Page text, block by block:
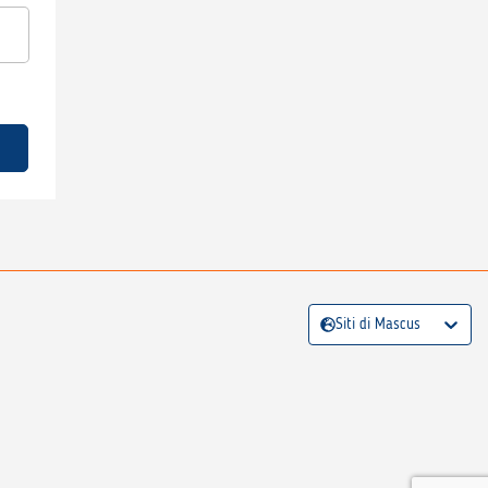
Siti di Mascus